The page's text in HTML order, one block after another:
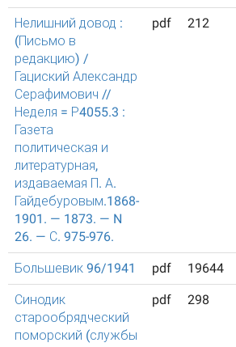
Нелишний довод :
(Письмо в
редакцию) /
Гациский Александр
Серафимович //
Неделя = Р4055.3 :
Газета
политическая и
литературная,
издаваемая П. А.
Гайдебуровым.1868-
1901. — 1873. — N
26. — С. 975-976.
pdf 212
Большевик 96/1941 pdf 19644
Синодик
старообрядческий
поморский (службы
pdf 298